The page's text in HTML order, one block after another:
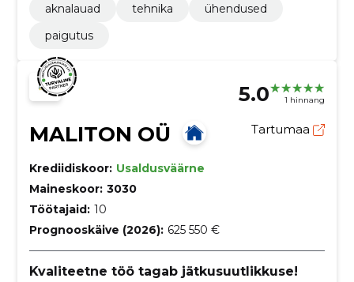
aknalauad
tehnika
ühendused
paigutus
5.0 1 hinnang
MALITON OÜ Tartumaa
Krediidiskoor: Usaldusväärne
Maineskoor: 3030
Töötajaid: 10
Prognooskäive (2026): 625 550 €
Kvaliteetne töö tagab jätkusuutlikkuse!